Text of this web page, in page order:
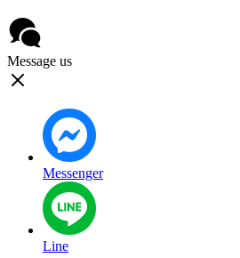
Message us
Messenger
Line